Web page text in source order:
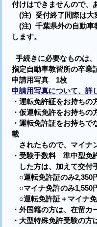
付けはできませんので、
(注) 受付終了間際は大
(注) 千葉県外の自動車
します。
手続きに必要なものは、
指定自動車教習所の卒業
申請用写真 1枚
申請用写真について、詳
・運転免許証をお持ち
・仮運転免許をお持ちの
・運転免許証をお持ち
載
されたもので、マイナ
・受験手数料 準中型免
した方は、加えて交付
○運転免許証のみ2,350
○マイナ免許のみ1,550
○運転免許証＋マイナ免
・外国籍の方は、在留
・大型特殊免許受験の